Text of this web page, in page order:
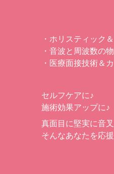
・ホリスティック
・音波と周波数の
・医療面接技術＆
セルフケアに♪
施術効果アップに♪
真面目に堅実に音
そんなあなたを応